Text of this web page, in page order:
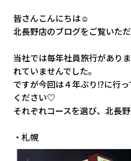
皆さんこんにちは☺
北長野店のブログをご覧いた
当社では毎年社員旅行があり
れていませんでした。
ですが今回は４年ぶり⁉に行
ください♡
それぞれコースを選び、北長
・札幌